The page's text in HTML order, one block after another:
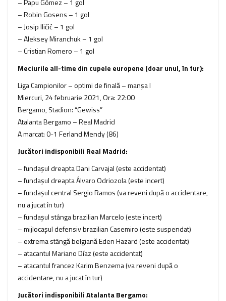
– Papu Gómez – 1 gol
– Robin Gosens – 1 gol
– Josip Iličić – 1 gol
– Aleksey Miranchuk – 1 gol
– Cristian Romero – 1 gol
Meciurile all-time din cupele europene (doar unul, în tur):
Liga Campionilor – optimi de finală – manşa I
Miercuri, 24 februarie 2021, Ora: 22:00
Bergamo, Stadion: “Gewiss”
Atalanta Bergamo – Real Madrid
A marcat: 0-1 Ferland Mendy (86)
Jucători indisponibili Real Madrid:
– fundaşul dreapta Dani Carvajal (este accidentat)
– fundaşul dreapta Álvaro Odriozola (este incert)
– fundaşul central Sergio Ramos (va reveni după o accidentare,
nu a jucat în tur)
– fundaşul stânga brazilian Marcelo (este incert)
– mijlocaşul defensiv brazilian Casemiro (este suspendat)
– extrema stângă belgiană Eden Hazard (este accidentat)
– atacantul Mariano Díaz (este accidentat)
– atacantul francez Karim Benzema (va reveni după o
accidentare, nu a jucat în tur)
Jucători indisponibili Atalanta Bergamo: